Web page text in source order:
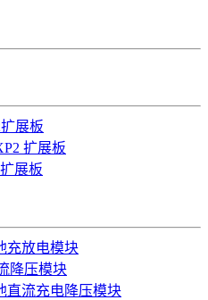
展板
扩展板
展板
充放电模块
降压模块
直流充电降压模块